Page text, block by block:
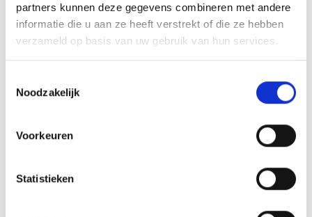
partners kunnen deze gegevens combineren met andere
informatie die u aan ze heeft verstrekt of die ze hebben
verzameld op basis van uw gebruik van hun services.
Noodzakelijk
Voorkeuren
Statistieken
Beachproof: Quicksilver
Surfkamp
Hou je van spektakel en veel
jaar? Doe dan mee aan het
Noord-Holland! Het Quiksilver
Ben jij
de ultieme
actie én
ben je aan
een week
stranden
het
Lees